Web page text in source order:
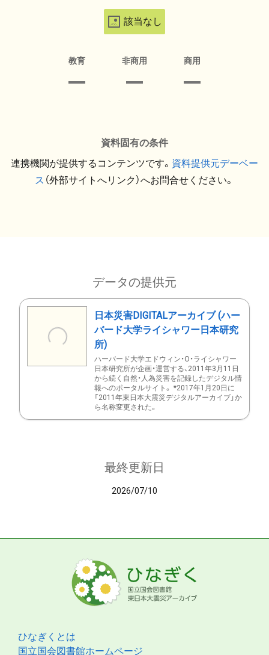
該当なし
教育 非商用 商用
資料固有の条件
連携機関が提供するコンテンツです。 資料提供元デーベー
ス （外部サイトへリンク）へお問合せください。
データの提供元
日本災害DIGITALアーカイブ (ハー
バード大学ライシャワー日本研究
所)
ハーバード大学エドウィン・O・ライシャワー
日本研究所が企画・運営する、2011年3月11日
から続く自然・人為災害を記録したデジタル情
報へのポータルサイト。 *2017年1月20日に
「2011年東日本大震災デジタルアーカイブ」か
ら名称変更された。
最終更新日
2026/07/10
ひなぎくとは
国立国会図書館ホームページ